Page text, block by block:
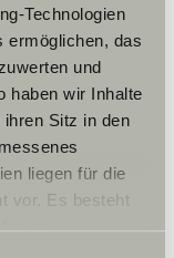
Technologien
ermöglichen, das
und
haben wir Inhalte
Sitz in den
liegen für die
vor. Es besteht